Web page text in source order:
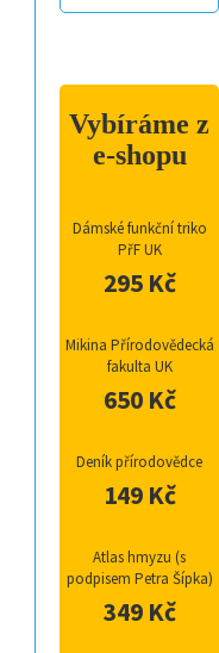
Vybíráme z
e-shopu
Dámské funkční triko
PřF UK
295 Kč
Mikina Přírodovědecká
fakulta UK
650 Kč
Deník přírodovědce
149 Kč
Atlas hmyzu (s
podpisem Petra Šípka)
349 Kč